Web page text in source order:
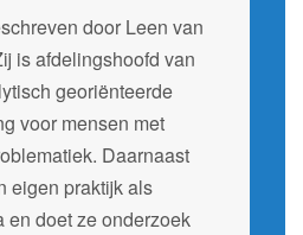
door Leen van
is afdelingshoofd van
georiënteerde
voor mensen met
Daarnaast
eigen praktijk als
en doet ze onderzoek